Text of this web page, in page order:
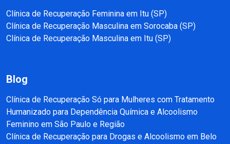
Clínica de Recuperação Feminina em Itu (SP)
Clínica de Recuperação Masculina em Sorocaba (SP)
Clínica de Recuperação Masculina em Itu (SP)
Blog
Clínica de Recuperação Só para Mulheres com Tratamento
Humanizado para Dependência Química e Alcoolismo
Feminino em São Paulo e Região
Clínica de Recuperação para Drogas e Alcoolismo em Belo